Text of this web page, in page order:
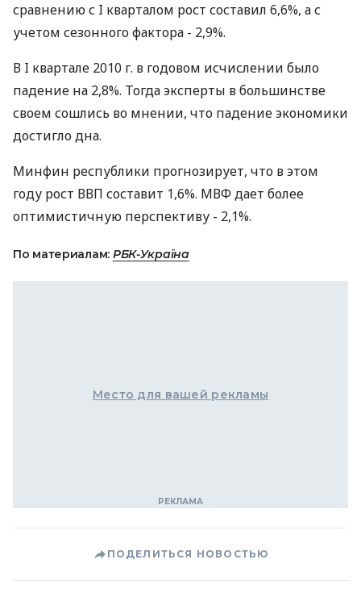
сравнению с I кварталом рост составил 6,6%, а с
учетом сезонного фактора - 2,9%.
В I квартале 2010 г. в годовом исчислении было
падение на 2,8%. Тогда эксперты в большинстве
своем сошлись во мнении, что падение экономики
достигло дна.
Минфин республики прогнозирует, что в этом
году рост ВВП составит 1,6%. МВФ дает более
оптимистичную перспективу - 2,1%.
По материалам: РБК-Україна
Место для вашей рекламы
ПОДЕЛИТЬСЯ НОВОСТЬЮ